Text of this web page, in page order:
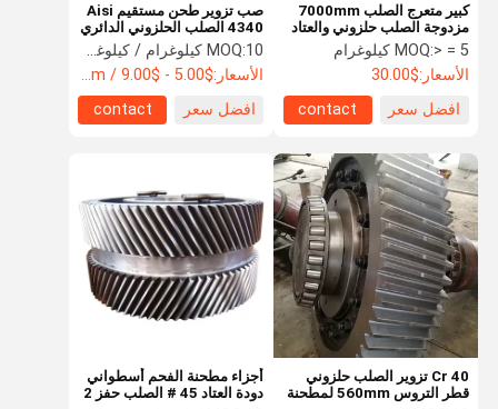
الصفحة
الرئيسية
منتجات
كبير متعرج الصلب 7000mm
مزدوجة الصلب حلزوني والعتاد
MOQ:> = 5 كيلوغرام
الأسعار:$30.00
افضل سعر
contact
صب تزوير طحن مستقيم Aisi
4340 الصلب الحلزوني الدائري
والعتادMOQ:10 كيلوغرام / كيلوغرام
الأسعار:$5.00 - $9.00 / Kilogram
افضل سعر
contact
40 Cr تزوير الصلب حلزوني
قطر التروس 560mm لمطحنة
أجزاء مطحنة الفحم أسطواني
دودة العتاد 45 # الصلب حفز 2